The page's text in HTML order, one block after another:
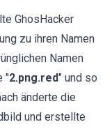
GhosHacker
zu ihren Namen
Namen
"2.png.red" und so
änderte die
und erstellte